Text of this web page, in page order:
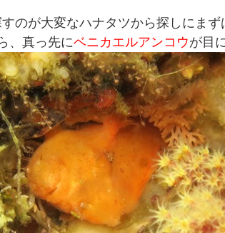
のが大変なハナタツから探しにまず
、真っ先にベニカエルアンコウが目